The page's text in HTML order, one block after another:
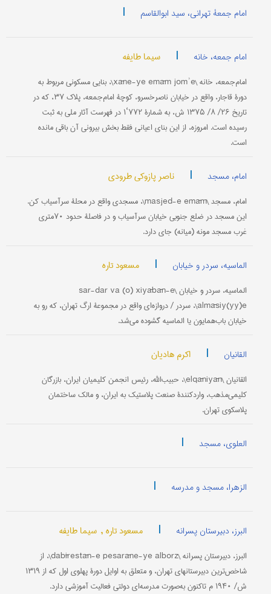
امام جمعۀ تهرانی، سید ابوالقاسم |
امام جمعه، خانه | سیما طایفه
امام‌جمعه، خانه \xāne-ye emām jomʾe\، بنایی مسکونی مربوط به
دورۀ قاجار، واقع در خیابان ناصرخسرو، کوچۀ امام‌جمعه، پلاک ۳۷، که در
تاریخ ۲۶/ ۸/ ۱۳۷۵ ش، به شمارۀ ۷۷۲‘۱ در فهرست آثار ملی به ثبت
رسیده است. امروزه، از این بنای اعیانی فقط بخش بیرونی آن باقی مانده
است.
امام، مسجد | ناصر پازوکی طرودی
امام، مسجد \masjed-e emām\، مسجدی واقع در محلۀ سرآسیاب کن.
این مسجد در ضلع جنوبی خیابان سرآسیاب و در فاصلۀ حدود ۷۰متری
غرب مسجد مونه (میانه) جای دارد.
الماسیه، سردر و خیابان | مسعود تاره
الماسیه، سردر و خیابان \sar-dar va (o) xiyābān-e
almāsiy(yy)e\، سردر / دروازه‌ای واقع در مجموعۀ ارگ تهران، که رو به
خیابان باب‌همایون یا الماسیه گشوده می‌شد.
القانیان | اکرم هادیان
القانیان \elqāniyān\، حبیب‌الله، رئیس انجمن کلیمیان ایران، بازرگان
کلیمی‌مذهب، واردکنندۀ صنعت پلاستیک به ایران، و مالک ساختمان
پلاسکوی تهران.
العلوی، مسجد |
الزهرا، مسجد و مدرسه |
البرز، دبیرستان پسرانه | مسعود تاره , سیما طایفه
البرز، دبیرستان پسرانه \dabīrestān-e pesarāne-ye alborz\، از
شاخص‌ترین دبیرستانهای تهران، و متعلق به اوایل دورۀ پهلوی اول که از ۱۳۱۹
ش/ ۱۹۴۰ م تاکنون به‌صورت مدرسه‌ای دولتی فعالیت آموزشی دارد.